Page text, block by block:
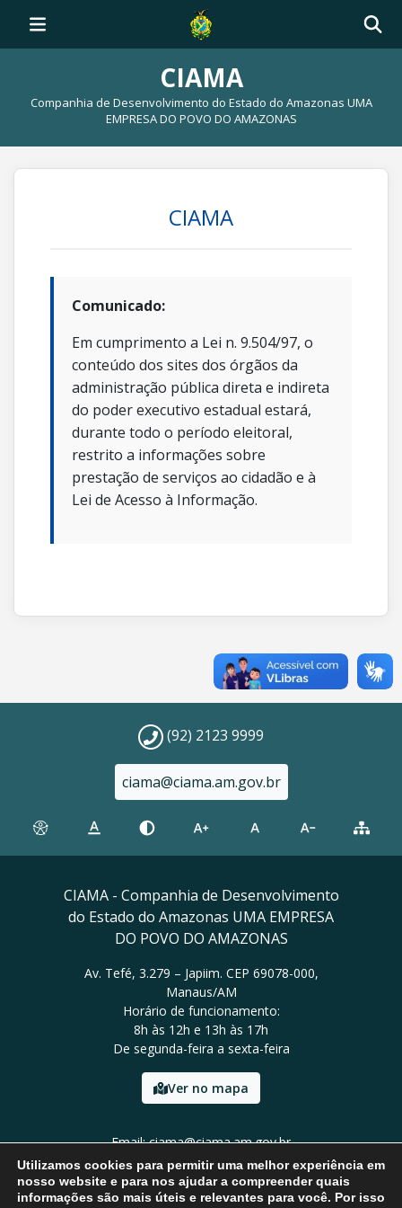
CIAMA
Companhia de Desenvolvimento do Estado do Amazonas UMA
EMPRESA DO POVO DO AMAZONAS
CIAMA
Comunicado:
Em cumprimento a Lei n. 9.504/97, o
conteúdo dos sites dos órgãos da
administração pública direta e indireta
do poder executivo estadual estará,
durante todo o período eleitoral,
restrito a informações sobre
prestação de serviços ao cidadão e à
Lei de Acesso à Informação.
(92) 2123 9999
ciama@ciama.am.gov.br
CIAMA - Companhia de Desenvolvimento
do Estado do Amazonas UMA EMPRESA
DO POVO DO AMAZONAS
Av. Tefé, 3.279 – Japiim. CEP 69078-000,
Manaus/AM
Horário de funcionamento:
8h às 12h e 13h às 17h
De segunda-feira a sexta-feira
Ver no mapa
Email: ciama@ciama.am.gov.br
Tel: (92) 2123 9999
Utilizamos cookies para permitir uma melhor experiência em
nosso website e para nos ajudar a compreender quais
informações são mais úteis e relevantes para você. Por isso